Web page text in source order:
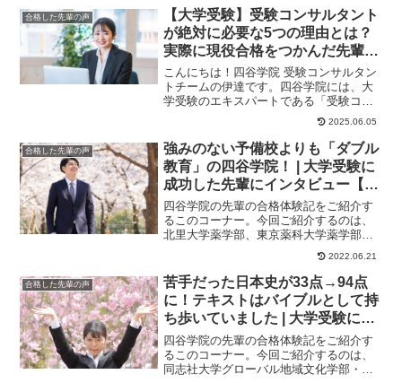
合格した先輩の声
【大学受験】受験コンサルタント
が絶対に必要な5つの理由とは？
実際に現役合格をつかんだ先輩た
ちに聞きました！
こんにちは！四谷学院 受験コンサルタン
トチームの伊達です。四谷学院には、大
学受験のエキスパートである「受験コン
サルタント」がいます。アルバイトの学
2025.06.05
合格した先輩の声
強みのない予備校よりも「ダブル
教育」の四谷学院！ | 大学受験に
成功した先輩にインタビュー【大
学受験予備校四谷学院】
四谷学院の先輩の合格体験記をご紹介す
るこのコーナー。今回ご紹介するのは、
北里大学薬学部、東京薬科大学薬学部に
合格したくんのストーリーです。特に強
2022.06.21
合格した先輩の声
苦手だった日本史が33点→94点
に！テキストはバイブルとして持
ち歩いていました | 大学受験に成
功した先輩にインタビュー【大学
受験予備校四谷学院】
四谷学院の先輩の合格体験記をご紹介す
るこのコーナー。今回ご紹介するのは、
同志社大学グローバル地域文化学部・文